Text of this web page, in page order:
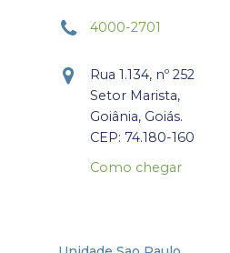
4000-2701
Rua 1.134, nº 252
Setor Marista,
Goiânia, Goiás.
CEP: 74.180-160
Como chegar